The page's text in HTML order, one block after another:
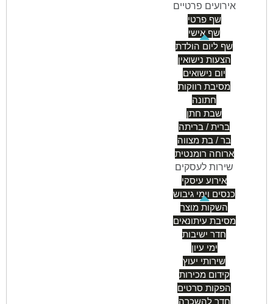
אירועים פרטיים
שף פרטי
שף אישי
שף ליום הולדת
הצעות נישואין
יום נישואים
מסיבת רווקות
חתונה
שבת חתן
ברית / בריתה
בר / בת מצווה
ארוחה רומנטית
שירות לעסקים
אירוע עיסקי
כנסים וימי גיבוש
השקות מוצר
מסיבת עיתונאים
חדר ישיבות
ימי עיון
שירותי יעוץ
קידום מכירות
הפקות סרטים
חדר להשכרה